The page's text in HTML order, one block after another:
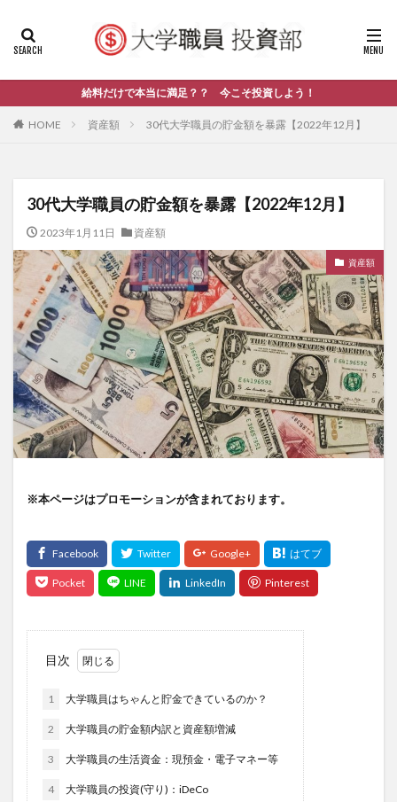
給料だけで本当に満足？？ 今こそ投資しよう！
HOME 資産額 30代大学職員の貯金額を暴露【2022年12月】
30代大学職員の貯金額を暴露【2022年12月】
2023年1月11日 資産額
資産額
※本ページはプロモーションが含まれております。
目次
1 大学職員はちゃんと貯金できているのか？
2 大学職員の貯金額内訳と資産額増減
3 大学職員の生活資金：現預金・電子マネー等
4 大学職員の投資(守り)：iDeCo